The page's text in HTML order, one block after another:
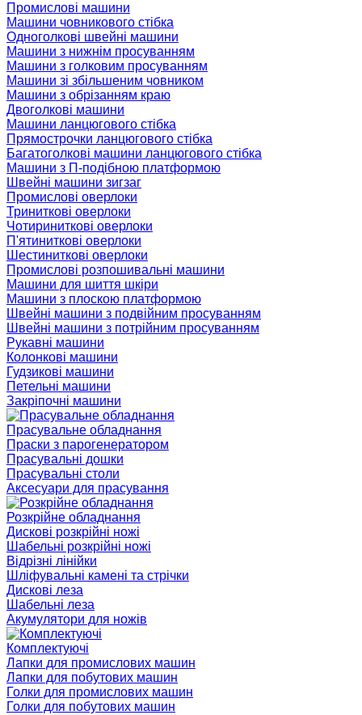
Промислові машини
Машини човникового стібка
Одноголкові швейні машини
Машини з нижнім просуванням
Машини з голковим просуванням
Машини зі збільшеним човником
Машини з обрізанням краю
Двоголкові машини
Машини ланцюгового стібка
Прямострочки ланцюгового стібка
Багатоголкові машини ланцюгового стібка
Машини з П-подібною платформою
Швейні машини зигзаг
Промислові оверлоки
Триниткові оверлоки
Чотириниткові оверлоки
П'ятиниткові оверлоки
Шестиниткові оверлоки
Промислові розпошивальні машини
Машини для шиття шкіри
Машини з плоскою платформою
Швейні машини з подвійним просуванням
Швейні машини з потрійним просуванням
Рукавні машини
Колонкові машини
Гудзикові машини
Петельні машини
Закріпочні машини
Прасувальне обладнання
Праски з парогенератором
Прасувальні дошки
Прасувальні столи
Аксесуари для прасування
Розкрійне обладнання
Дискові розкрійні ножі
Шабельні розкрійні ножі
Відрізні лінійки
Шліфувальні камені та стрічки
Дискові леза
Шабельні леза
Акумулятори для ножів
Комплектуючі
Лапки для промислових машин
Лапки для побутових машин
Голки для промислових машин
Голки для побутових машин